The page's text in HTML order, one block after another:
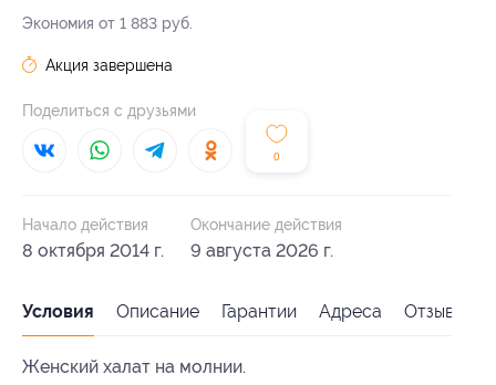
Экономия от 1 883 руб.
0
Акция завершена
Поделиться с друзьями
Начало действия
8 октября 2014 г.
Окончание действия
9 августа 2026 г.
Условия Описание Гарантии Адреса Отзывы
Женский халат на молнии.